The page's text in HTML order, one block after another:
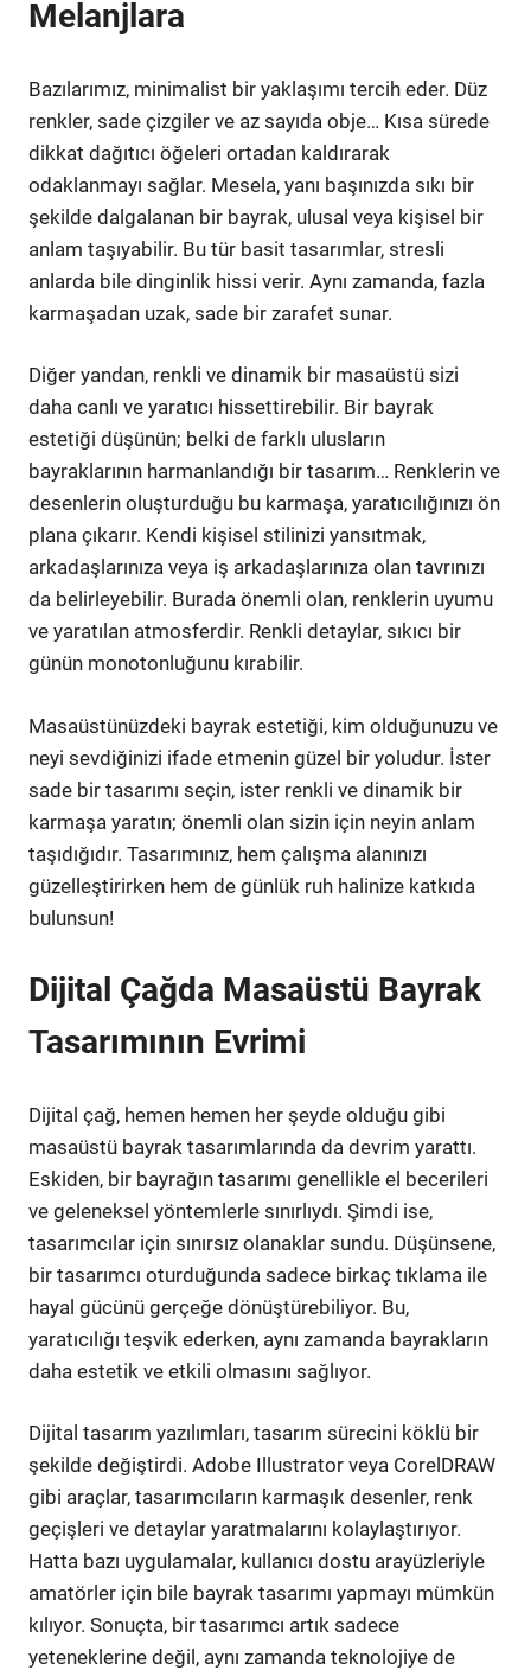
Melanjlara
Bazılarımız, minimalist bir yaklaşımı tercih eder. Düz
renkler, sade çizgiler ve az sayıda obje… Kısa sürede
dikkat dağıtıcı öğeleri ortadan kaldırarak
odaklanmayı sağlar. Mesela, yanı başınızda sıkı bir
şekilde dalgalanan bir bayrak, ulusal veya kişisel bir
anlam taşıyabilir. Bu tür basit tasarımlar, stresli
anlarda bile dinginlik hissi verir. Aynı zamanda, fazla
karmaşadan uzak, sade bir zarafet sunar.
Diğer yandan, renkli ve dinamik bir masaüstü sizi
daha canlı ve yaratıcı hissettirebilir. Bir bayrak
estetiği düşünün; belki de farklı ulusların
bayraklarının harmanlandığı bir tasarım… Renklerin ve
desenlerin oluşturduğu bu karmaşa, yaratıcılığınızı ön
plana çıkarır. Kendi kişisel stilinizi yansıtmak,
arkadaşlarınıza veya iş arkadaşlarınıza olan tavrınızı
da belirleyebilir. Burada önemli olan, renklerin uyumu
ve yaratılan atmosferdir. Renkli detaylar, sıkıcı bir
günün monotonluğunu kırabilir.
Masaüstünüzdeki bayrak estetiği, kim olduğunuzu ve
neyi sevdiğinizi ifade etmenin güzel bir yoludur. İster
sade bir tasarımı seçin, ister renkli ve dinamik bir
karmaşa yaratın; önemli olan sizin için neyin anlam
taşıdığıdır. Tasarımınız, hem çalışma alanınızı
güzelleştirirken hem de günlük ruh halinize katkıda
bulunsun!
Dijital Çağda Masaüstü Bayrak
Tasarımının Evrimi
Dijital çağ, hemen hemen her şeyde olduğu gibi
masaüstü bayrak tasarımlarında da devrim yarattı.
Eskiden, bir bayrağın tasarımı genellikle el becerileri
ve geleneksel yöntemlerle sınırlıydı. Şimdi ise,
tasarımcılar için sınırsız olanaklar sundu. Düşünsene,
bir tasarımcı oturduğunda sadece birkaç tıklama ile
hayal gücünü gerçeğe dönüştürebiliyor. Bu,
yaratıcılığı teşvik ederken, aynı zamanda bayrakların
daha estetik ve etkili olmasını sağlıyor.
Dijital tasarım yazılımları, tasarım sürecini köklü bir
şekilde değiştirdi. Adobe Illustrator veya CorelDRAW
gibi araçlar, tasarımcıların karmaşık desenler, renk
geçişleri ve detaylar yaratmalarını kolaylaştırıyor.
Hatta bazı uygulamalar, kullanıcı dostu arayüzleriyle
amatörler için bile bayrak tasarımı yapmayı mümkün
kılıyor. Sonuçta, bir tasarımcı artık sadece
yeteneklerine değil, aynı zamanda teknolojiye de